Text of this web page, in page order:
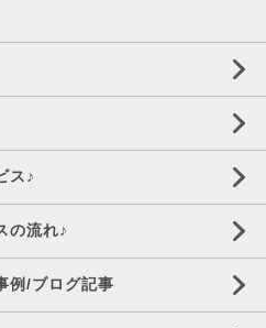
ス♪
の流れ♪
例/ブログ記事